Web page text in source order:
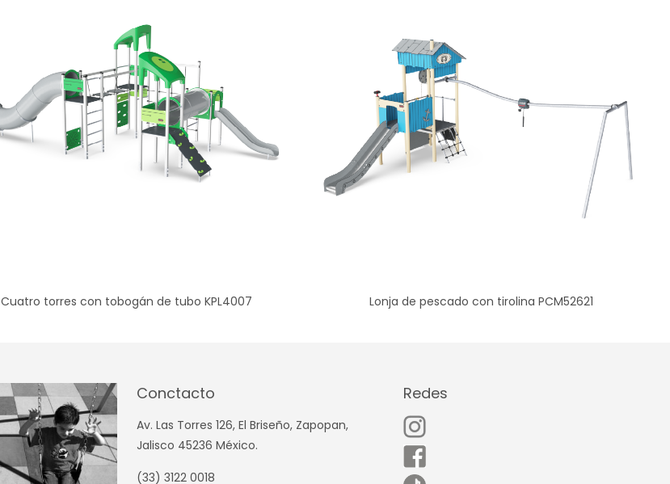
Cuatro torres con tobogán de tubo KPL4007 Lonja de pescado con tirolina PCM52621
Conctacto
Av. Las Torres 126, El Briseño, Zapopan,
Jalisco 45236 México.
(33) 3122 0018
Redes